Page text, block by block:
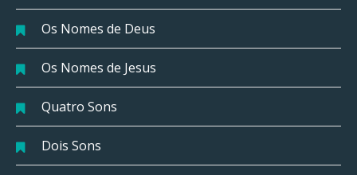
Os Nomes de Deus
Os Nomes de Jesus
Quatro Sons
Dois Sons